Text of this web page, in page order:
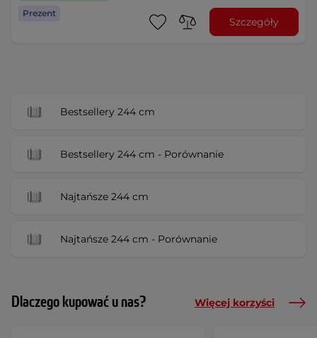
Prezent
Szczegóły
Bestsellery 244 cm
Bestsellery 244 cm - Porównanie
Najtańsze 244 cm
Najtańsze 244 cm - Porównanie
Dlaczego kupować u nas? Więcej korzyści